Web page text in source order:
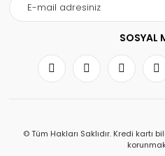
SOSYAL
© Tüm Hakları Saklıdır. Kredi kartı